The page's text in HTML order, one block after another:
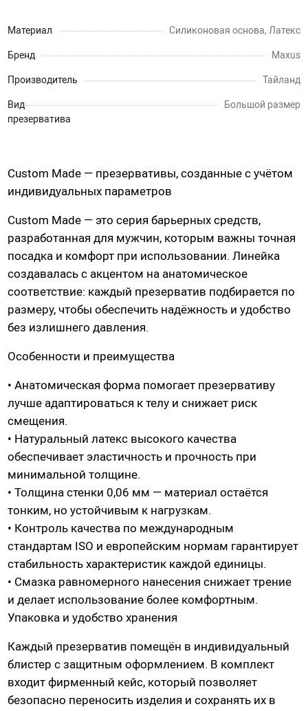
Анатомические страпоны
Насадки для страпонов
Трусики для страпона
Вагины, мастурбаторы
Вагины
Попки
Ротики, грудь
Яйца, мини-мастурбаторы
Вибро-мастурбаторы
Tenga
Помпа вакуумная
Помпы мужские
Помпа для клитора и вагины
Помпы для груди и сосков женские
Экстендеры
Насадки для помп
Насадки, кольца
Кольца без вибрации
Кольца и насадки с вибрацией
Насадки для двойного проникновения
Насадки на палец
Материал Силиконовая основа, Латекс
Бренд Maxus
Производитель Тайланд
Вид
презерватива
Большой размер
Custom Made — презервативы, созданные с учётом
индивидуальных параметров
Custom Made — это серия барьерных средств,
разработанная для мужчин, которым важны точная
посадка и комфорт при использовании. Линейка
создавалась с акцентом на анатомическое
соответствие: каждый презерватив подбирается по
размеру, чтобы обеспечить надёжность и удобство
без излишнего давления.
Особенности и преимущества
• Анатомическая форма помогает презервативу
лучше адаптироваться к телу и снижает риск
смещения.
• Натуральный латекс высокого качества
обеспечивает эластичность и прочность при
минимальной толщине.
• Толщина стенки 0,06 мм — материал остаётся
тонким, но устойчивым к нагрузкам.
• Контроль качества по международным
стандартам ISO и европейским нормам гарантирует
стабильность характеристик каждой единицы.
• Смазка равномерного нанесения снижает трение
и делает использование более комфортным.
Упаковка и удобство хранения
Каждый презерватив помещён в индивидуальный
блистер с защитным оформлением. В комплект
входит фирменный кейс, который позволяет
безопасно переносить изделия и сохранять их в